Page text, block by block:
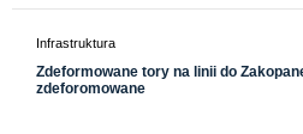
Infrastruktura
Zdeformowane tory na linii do
zdeforomowane